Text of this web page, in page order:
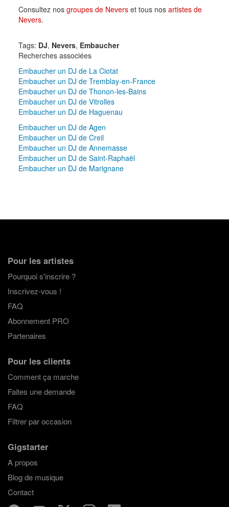
Consultez nos groupes de Neverset tous nos artistes de
Nevers.
Tags: DJ, Nevers, Embaucher
Recherches associées
Embaucher un DJ de La Ciotat
Embaucher un DJ de Tremblay-en-France
Embaucher un DJ de Thonon-les-Bains
Embaucher un DJ de Vitrolles
Embaucher un DJ de Haguenau
Embaucher un DJ de Agen
Embaucher un DJ de Creil
Embaucher un DJ de Annemasse
Embaucher un DJ de Saint-Raphaël
Embaucher un DJ de Marignane
Pour les artistes
Pourquoi s'inscrire ?
Inscrivez-vous !
FAQ
Abonnement PRO
Partenaires
Pour les clients
Comment ça marche
Faites une demande
FAQ
Filtrer par occasion
Gigstarter
A propos
Blog de musique
Contact